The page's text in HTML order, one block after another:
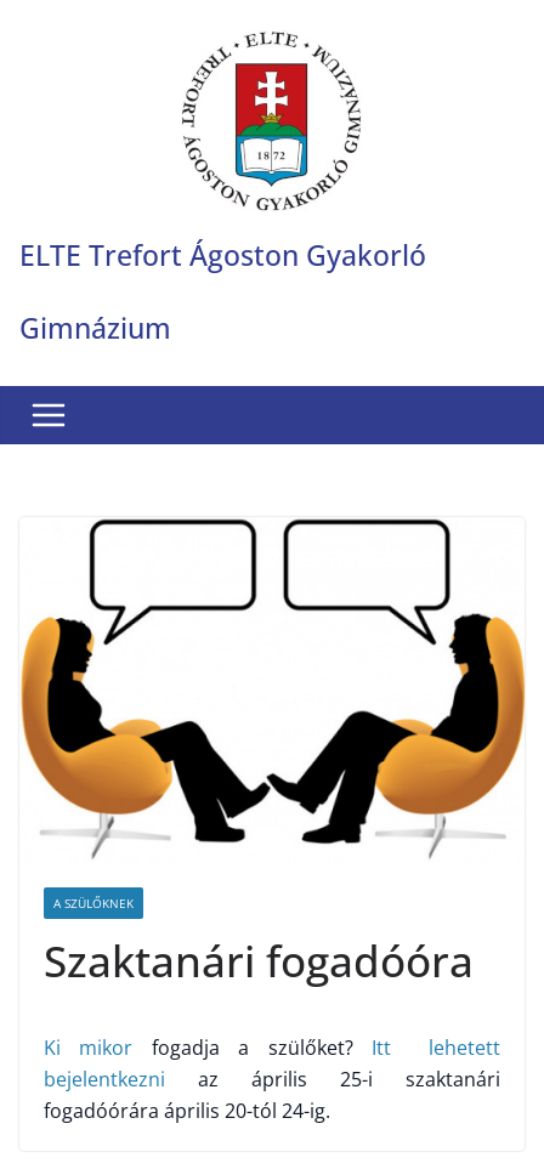
ELTE Trefort Ágoston Gyakorló
Gimnázium
A SZÜLŐKNEK
Szaktanári fogadóóra
Ki mikor fogadja a szülőket? Itt lehetett
bejelentkezni az április 25-i szaktanári
fogadóórára április 20-tól 24-ig.